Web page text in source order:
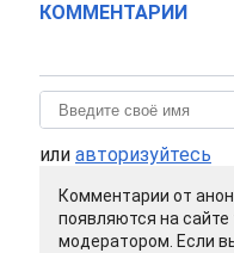
КОММЕНТАРИИ
или авторизуйтесь
Комментарии от
появляются на сайте
модератором. Если